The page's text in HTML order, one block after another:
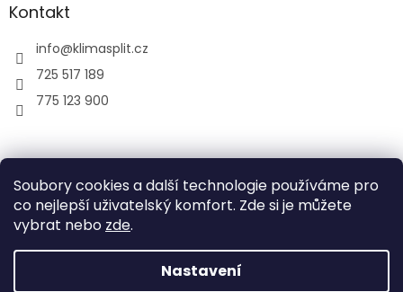
Soubory cookies a další technologie používáme pro
co nejlepší uživatelský komfort. Zde si je můžete
vybrat nebo zde.
Nastavení
Kontakt
info@klimasplit.cz
725 517 189
775 123 900
air-cool
Vytvořil Shoptet